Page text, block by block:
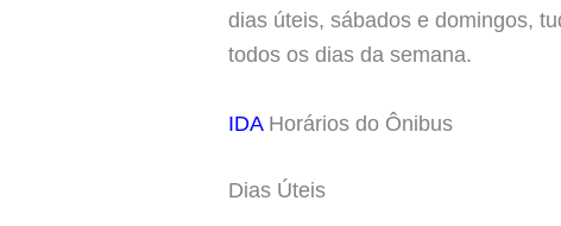
dias úteis, sábados e domingos,
todos os dias da semana.
IDAHorários do Ônibus
Dias Úteis